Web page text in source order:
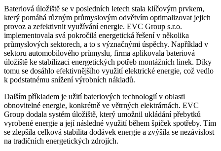
Bateriová úložiště se v posledních letech stala klíčovým prvkem,
který pomáhá různým průmyslovým odvětvím optimalizovat jejich
provoz a zefektivnit využívání energie. EVC Group s.r.o.
implementovala svá pokročilá energetická řešení v několika
průmyslových sektorech, a to s význačnými úspěchy. Například v
sektoru automobilového průmyslu, firma aplikovala bateriová
úložiště ke stabilizaci energetických potřeb montážních linek. Díky
tomu se dosáhlo efektivnějšího využití elektrické energie, což vedlo
k podstatnému snížení výrobních nákladů.
Dalším příkladem je užití bateriových technologií v oblasti
obnovitelné energie, konkrétně ve větrných elektrárnách. EVC
Group dodala systém úložiště, který umožnil ukládání přebytků
vyrobené energie a její následné využití během špiček spotřeby. Tím
se zlepšila celková stabilita dodávek energie a zvýšila se nezávislost
na tradičních energetických zdrojích.